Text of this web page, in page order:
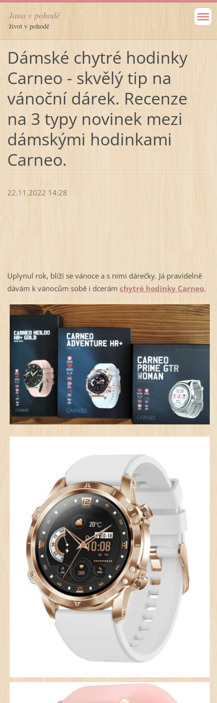
Jana v pohodě
život v pohodě
Dámské chytré hodinky
Carneo - skvělý tip na
vánoční dárek. Recenze
na 3 typy novinek mezi
dámskými hodinkami
Carneo.
22.11.2022 14:28
Uplynul rok, blíží se vánoce a s nimi dárečky. Já pravidelně
dávám k vánocům sobě i dcerám chytré hodinky Carneo.